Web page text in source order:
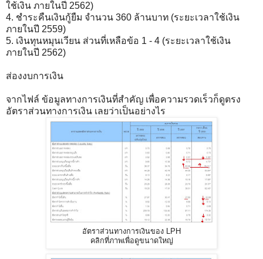
ใช้เงิน ภายในปี 2562)
4. ชำระคืนเงินกู้ยืม จำนวน 360 ล้านบาท (ระยะเวลาใช้เงิน
ภายในปี 2559)
5. เงินทุนหมุนเวียน ส่วนที่เหลือข้อ 1 - 4 (ระยะเวลาใช้เงิน
ภายในปี 2562)
ส่องงบการเงิน
จากไฟล์ ข้อมูลทางการเงินที่สำคัญ เพื่อความรวดเร็วก็ดูตรง
อัตราส่วนทางการเงิน เลยว่าเป็นอย่างไร
อัตราส่วนทางการเงินของ LPH
คลิกที่ภาพเพื่อดูขนาดใหญ่